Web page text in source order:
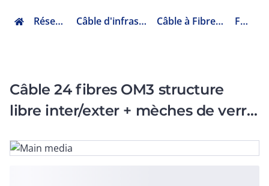
Réseau informatique Câble d'infrastructure LAN cuivre et fibre Câble à Fibre optique RESEAU LAN MAN FO24B3FRLST
Câble 24 fibres OM3 structure
libre inter/exter + mèches de verre